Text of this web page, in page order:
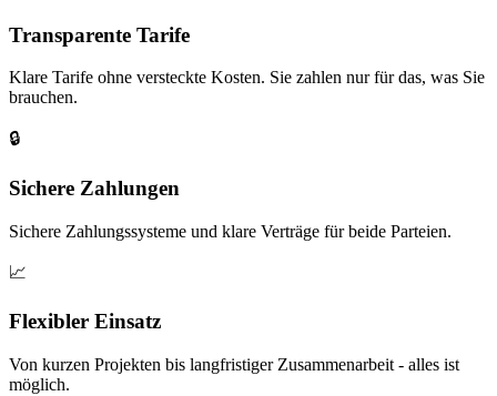
Transparente Tarife
Klare Tarife ohne versteckte Kosten. Sie zahlen nur für das, was Sie
brauchen.
🔒
Sichere Zahlungen
Sichere Zahlungssysteme und klare Verträge für beide Parteien.
📈
Flexibler Einsatz
Von kurzen Projekten bis langfristiger Zusammenarbeit - alles ist
möglich.